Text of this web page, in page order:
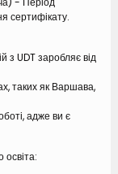
сертифікату.
з UDT заробляє від
таких як Варшава,
адже ви є
освіта: